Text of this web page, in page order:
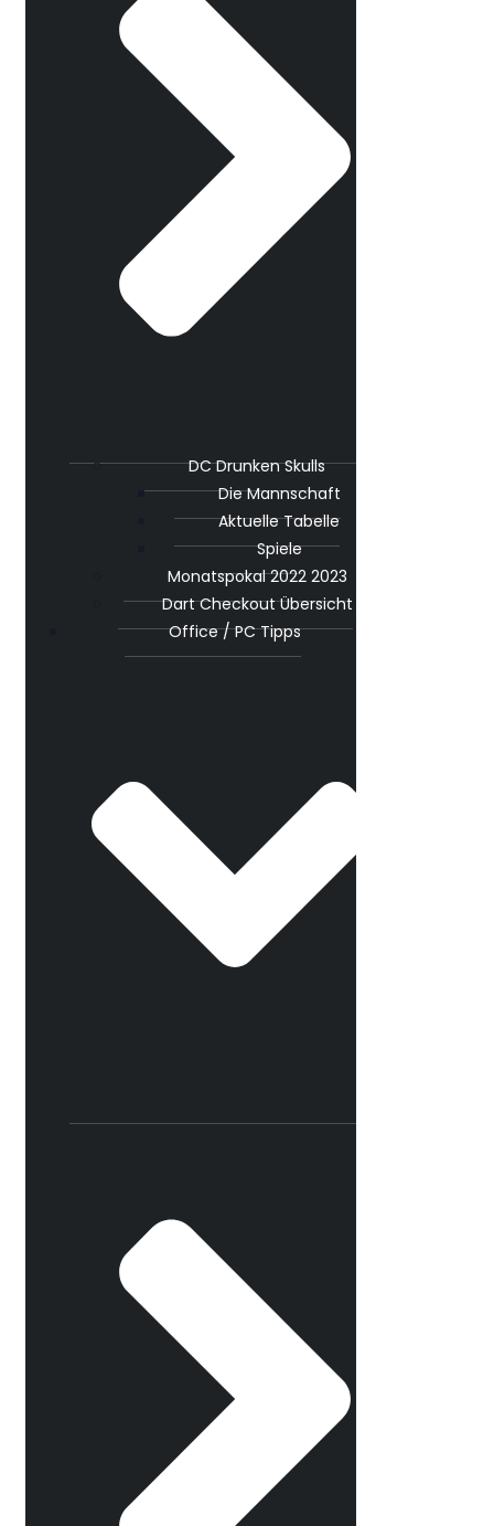
DC Drunken Skulls
Die Mannschaft
Aktuelle Tabelle
Spiele
Monatspokal 2022 2023
Dart Checkout Übersicht
Office / PC Tipps